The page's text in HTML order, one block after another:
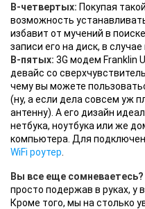
В-четвертых: Покупая
возможность
избавит от мучений в
записи его на диск, в случае
В-пятых: 3G модем Franklin
девайс со
чему вы можете
(ну, а если дела совсем уж
антенну). А его дизайн
нетбука, ноутбука или же
компьютера. Для
WiFi роутер
Вы все еще сомневаетесь?
просто подержав в руках, у
Кроме того, мы на столько